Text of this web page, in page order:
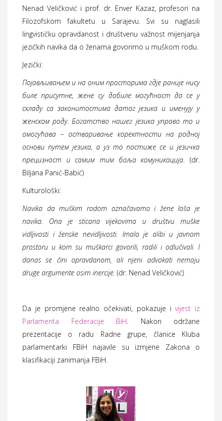
Nenad Veličković i prof. dr. Enver Kazaz, profesori na
Filozofskom fakultetu u Sarajevu. Svi su naglasili
lingvističku opravdanost i društvenu važnost mijenjanja
jezičkih navika da o ženama govorimo u muškom rodu.
Jezički:
Појављивањем и на оним просторима гдје раније нису
биле присутне, жене су добиле могућност да се у
складу са законитостима датог језика и именују у
женском роду. Богатство нашег језика управо то и
омогућава – остваривање коректности на родној
основи путем језика, а уз то постиже се и језичка
прецизност и самим тим боља комуникација. (dr.
Biljana Panić-Babić)
Kulturološki:
Navika da muškim rodom označavamo i žene loša je
navika. Ona je sticana vijekovima u društvu muške
vidljivosti i ženske nevidljivosti. Imala je alibi u javnom
prostoru u kom su muškarci govorili, radili i odlučivali. I
danas se čini opravdanom, ali njeni advokati nemaju
druge argumente osim inercije. (dr. Nenad Veličković)
Da je promjene realno očekivati, pokazuje ivijest iz
Parlamenta Federacije BiH. Nakon održane
prezentacije o radu Radne grupe, članice Kluba
parlamentarki FBiH najavile su izmjene Zakona o
klasifikaciji zanimanja FBiH.